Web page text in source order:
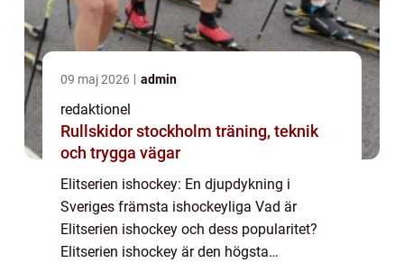
09 maj 2026 admin
redaktionel
Rullskidor stockholm träning, teknik
och trygga vägar
Elitserien ishockey: En djupdykning i
Sveriges främsta ishockeyliga Vad är
Elitserien ishockey och dess popularitet?
Elitserien ishockey är den högsta